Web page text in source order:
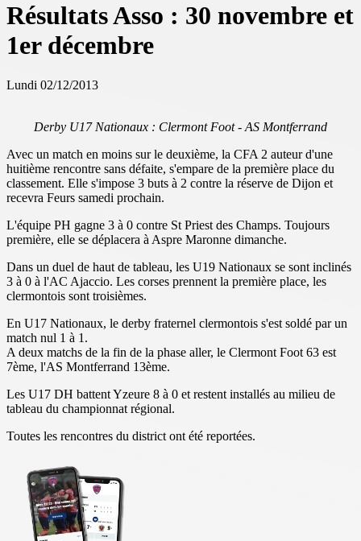
Résultats Asso : 30 novembre et
1er décembre
Lundi 02/12/2013
Derby U17 Nationaux : Clermont Foot - AS Montferrand
Avec un match en moins sur le deuxième, la CFA 2 auteur d'une
huitième rencontre sans défaite, s'empare de la première place du
classement. Elle s'impose 3 buts à 2 contre la réserve de Dijon et
recevra Feurs samedi prochain.
L'équipe PH gagne 3 à 0 contre St Priest des Champs. Toujours
première, elle se déplacera à Aspre Maronne dimanche.
Dans un duel de haut de tableau, les U19 Nationaux se sont inclinés
3 à 0 à l'AC Ajaccio. Les corses prennent la première place, les
clermontois sont troisièmes.
En U17 Nationaux, le derby fraternel clermontois s'est soldé par un
match nul 1 à 1.
A deux matchs de la fin de la phase aller, le Clermont Foot 63 est
7ème, l'AS Montferrand 13ème.
Les U17 DH battent Yzeure 8 à 0 et restent installés au milieu de
tableau du championnat régional.
Toutes les rencontres du district ont été reportées.